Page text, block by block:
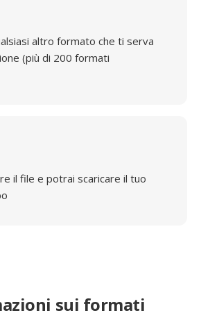
altro formato che ti serva
(più di 200 formati
il file e potrai scaricare il tuo
sui formati